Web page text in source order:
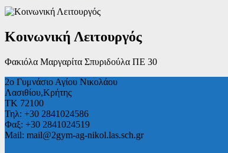
Κοινωνική Λειτουργός
Φακιόλα Μαργαρίτα Σπυριδούλα ΠΕ 30
2ο Γυμνάσιο Αγίου Νικολάου
Λασιθίου,Κρήτης
ΤΚ 72100
Τηλ: +30 2841024586
Φαξ: +30 2841024519
Mail: mail@2gym-ag-nikol.las.sch.gr